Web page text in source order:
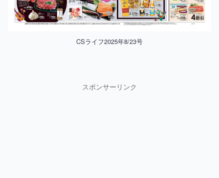
CSライフ2025年8/23号
スポンサーリンク